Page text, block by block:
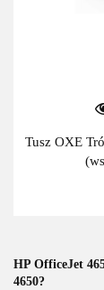
Tusz OXE
HP OfficeJet
4650?